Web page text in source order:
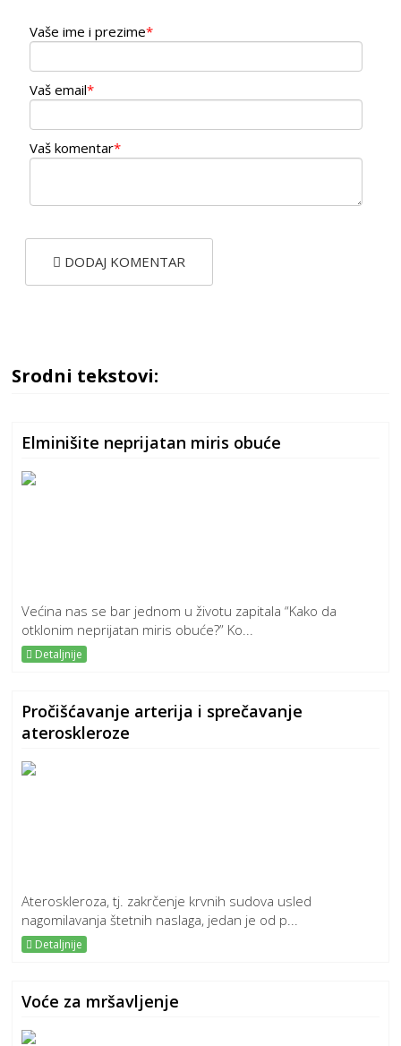
Vaše ime i prezime*
Vaš email*
Vaš komentar*
DODAJ KOMENTAR
Srodni tekstovi:
Elminišite neprijatan miris obuće
Većina nas se bar jednom u životu zapitala “Kako da
otklonim neprijatan miris obuće?” Ko...
Detaljnije
Pročišćavanje arterija i sprečavanje
ateroskleroze
Ateroskleroza, tj. zakrčenje krvnih sudova usled
nagomilavanja štetnih naslaga, jedan je od p...
Detaljnije
Voće za mršavljenje